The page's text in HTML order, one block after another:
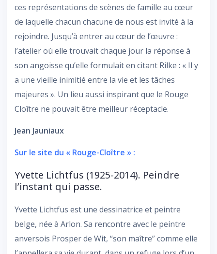
ces représentations de scènes de famille au cœur
de laquelle chacun chacune de nous est invité à la
rejoindre. Jusqu’à entrer au cœur de l’œuvre :
l’atelier où elle trouvait chaque jour la réponse à
son angoisse qu’elle formulait en citant Rilke : « Il y
a une vieille inimitié entre la vie et les tâches
majeures ». Un lieu aussi inspirant que le Rouge
Cloître ne pouvait être meilleur réceptacle.
Jean Jauniaux
Sur le site du « Rouge-Cloître » :
Yvette Lichtfus (1925-2014). Peindre
l’instant qui passe.
Yvette Lichtfus est une dessinatrice et peintre
belge, née à Arlon. Sa rencontre avec le peintre
anversois Prosper de Wit, “son maître” comme elle